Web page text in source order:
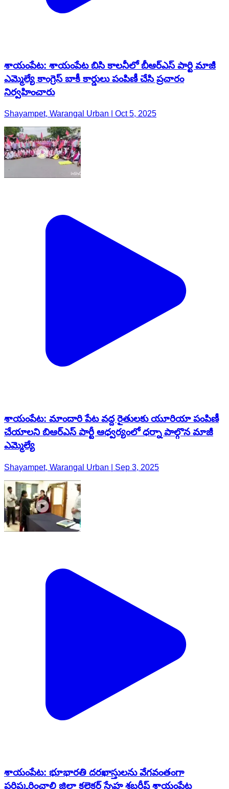
శాయంపేట: శాయంపేట బిసి కాలనీలో బీఆర్ఎస్ పార్టి మాజీ
ఎమ్మెల్యే కాంగ్రెస్ బాకీ కార్డులు పంపిణీ చేసి ప్రచారం
నిర్వహించారు
Shayampet, Warangal Urban | Oct 5, 2025
శాయంపేట: మాందారి పేట వద్ద రైతులకు యూరియా పంపిణీ
చేయాలని బిఆర్ఎస్ పార్టీ ఆధ్వర్యంలో ధర్నా పాల్గొన మాజీ
ఎమ్మెల్యే
Shayampet, Warangal Urban | Sep 3, 2025
శాయంపేట: భూభారతి దరఖాస్తులను వేగవంతంగా
పరిష్కరించాలి జిల్లా కలెక్టర్ స్నేహ శబరీష్ శాయంపేట